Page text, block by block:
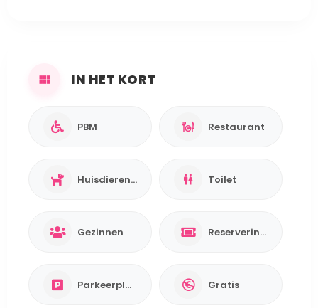
IN HET KORT
PBM Restaurant
Huisdieren toegestaan Toilet
Gezinnen Reservering verplicht
Parkeerplaats Gratis